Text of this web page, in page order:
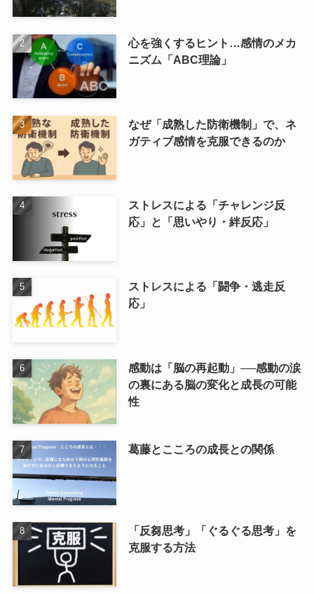
心を強くするヒント…感情のメカ
ニズム「ABC理論」
なぜ「成熟した防衛機制」で、ネ
ガティブ感情を克服できるのか
ストレスによる「チャレンジ反
応」と「思いやり・絆反応」
ストレスによる「闘争・逃走反
応」
感動は「脳の再起動」──感動の涙
の裏にある脳の変化と成長の可能
性
葛藤とこころの成長との関係
「反芻思考」「ぐるぐる思考」を
克服する方法